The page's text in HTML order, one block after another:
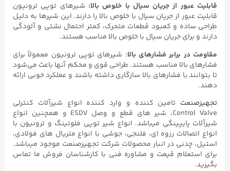
قابلیت عبور از جریان سیال با خلوص بالا: شیرهای توپی ترونیون
قابلیت عبور از جریان سیال با خلوص بالا را دارند. این شیرها به دلیل
طراحی ساده و کمبود قطعات متحرک، کمتر احتمال نشتی و آلودگی
دارند و برای جریان سیال با خلوص بالا مناسب هستند.
مقاومت در برابر فشارهای بالا: شیرهای توپی ترونیون معمولاً برای
فشارهای بالا مناسب هستند. طراحی قوی و محکم آنها باعث می‌شود
تا بتوانند با فشارهای بالا سازگاری داشته باشند و عملکرد خوبی ارائه
دهند.
تجهیزصنعت تامین کننده و وارد کننده انواع شیرآلات کنترلی
Control Valve، شیر های قطع و وصل ESDV و همچنین انواع
شیرآلات پایپینگی میباشد. انواع شیر توپی فلوتینگ و ترونیون با
انواع اتصالات رزوه ای، فلنجی، جوشی با انواع متریال های فولادی،
استیل، چدنی در انبار محصولات شرکت تجهیزصنعت موجود میباشد.
برای استعلام قیمت و مشاوره فنی با کارشناسان فروش ما تماس
بگیرید.